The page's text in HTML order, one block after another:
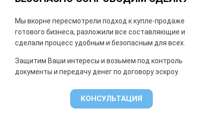
Мы вкорне пересмотрели подход к купле-продаже
готового бизнеса, разложили все составляющие и
сделали процесс удобным и безопасным для всех.
Защитим Ваши интересы и возьмем под контроль
документы и передачу денег по договору эскроу.
КОНСУЛЬТАЦИЯ